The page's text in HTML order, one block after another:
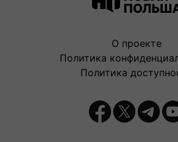
О проекте
Политика
Политика